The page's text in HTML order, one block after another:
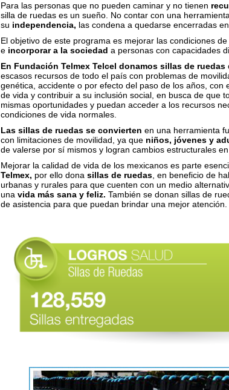
Para las personas que no pueden caminar y no tienen
silla de ruedas es un sueño. No contar con una
su independencia, las condena a quedarse encerradas
El objetivo de este programa es mejorar las condiciones
e incorporar a la sociedad a personas con capacidades
En Fundación Telmex Telcel donamos sillas de ruedas​
escasos recursos de todo el país con problemas de
genética, accidente o por efecto del paso de los años, con
de vida y contribuir a su inclusión social, en busca de que
mismas oportunidades y puedan acceder a los recursos
condiciones de vida normales.
Las sillas de ruedas se convierten en una herramienta
con limitaciones de movilidad, ya que niños, jóvenes y
de valerse por sí mismos y logran cambios estructurales
Mejorar la calidad de vida de los mexicanos es parte
Telmex, por ello dona sillas de ruedas, en beneficio de
urbanas y rurales para que cuenten con un medio
una vida más sana y feliz. También se donan sillas de
de asistencia para que puedan brindar una mejor atención.